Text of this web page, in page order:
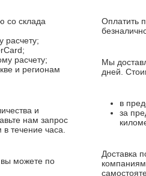
со склада
расчету;
расчету;
и регионам
и
нам запрос
течение часа.
вы можете по
Оплатить
Мы
дней.
в
за
Доставка